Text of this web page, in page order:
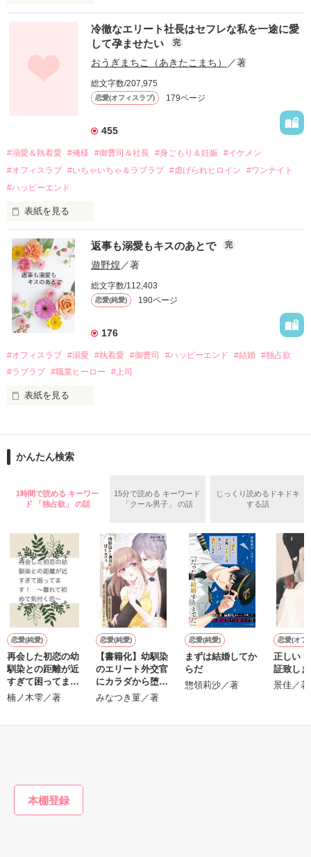
幼なじみの哲平に淡い恋心を抱いていた美桜。
しかし、ある出来事をきっかけに二人の関係は壊れてしまう。
関係修復もできないまま、美桜は両親の離婚によって
引っ越すことになり、哲平とも離れ離れになった。
それから約十二年後。
過去の傷から、二度と会いたくないと思っていた哲平に
運命のような再会を果たす。
酔った勢いで一夜を共にしてしまった。
さらに、美桜が初めてだと知った哲平は
『責任をとる、結婚しよう』と真っ直ぐに告げてきた。
戸惑う美桜とは裏腹に、好きという気持ちを隠すことなく
甘やかしてくる。
そんなある日、哲平は美桜がストーカー被害に
遭っていることを知る。
美桜を守るため、哲平は同居を提案してきて――。
夏木美桜(なつきみお)
鳴海哲平 (なるみてっぺい)
2026.6.5～2026.7.25
＊以前、公開していた話の改稿版です＊
作品を読む
冷徹なエリート社長はセフレな私を一途に愛
して孕ませたい
完
おうぎまちこ（あきたこまち） ／著
総文字数/207,975
恋愛(オフィスラブ) 179ページ
455
#溺愛＆執着愛 #俺様 #御曹司＆社長 #身ごもり＆妊娠 #イケメン
#オフィスラブ #いちゃいちゃ＆ラブラブ #虐げられヒロイン
#ワンナイト
#ハッピーエンド
表紙を見る
おかしな噂を流されて前の職場でうまくいかなかった梅田美
桜は、海外で傷心旅行をしていたところ、日本人美青年と出会
い、酒の勢いもあり一夜限りの関係となる。
帰国後、美桜は新しい職場でワンナイトした美青年と再会。
なんと彼の正体は、とある財閥御曹司にも関わらず、一族を離
れて起業した新進気鋭の実業家、社内でも冷徹だと評判な社長
――御影恭司その人だったのだ――！
なぜか恭司から飼い猫の世話係を命じられた美桜は、猫の世
の関係となってしまい――？
返事も溺愛もキスのあとで 完
遊野煌 ／著
総文字数/112,403
恋愛(純愛) 190ページ
176
#オフィスラブ #溺愛 #執着愛 #御曹司 #ハッピーエンド #結婚 #独占欲
#ラブラブ #職業ヒーロー #上司
表紙を見る
ションの企画戦略室で働いている。
めた、同期で恋人の石垣守（26）がいるのだが、後輩の姫原由
いた。
守と由羅から『便利屋雛子』と馬鹿にされ、一人こっそり泣い
た上、同居まで提案してきて──？
鷹哉『宜しくな、俺の雛子』🦅
雛子『俺の……ひぃ、雛子？！！！』🐥
シゴデキで冷徹な上司が見せる素顔は、なぜか想像以上に甘く
て……🐥💓🦅
※表紙も作中使用の画像も全てフリー素材です。
※執筆期間2026.6.3〜7.20完結です。
※他サイトさんにて恋愛トレンド1位でした〜良かったら読ん
で頂けると嬉しいです。
かんたん検索
1時間で読める キーワー
ド 「独占欲」 の話
15分で読める キーワード
「クール男子」 の話
じっくり読めるドキドキ
する話
恋愛(純愛)
再会した初恋の幼
馴染との距離が近
すぎて困ってま
す！ ～離れて初
楠ノ木雫／著
恋愛(純愛)
【書籍化】幼馴染
のエリート外交官
にカラダから堕と
されそうです
みなつき菫／著
恋愛(純愛)
まずは結婚してか
らだ
惣領莉沙／著
恋愛(オフ
正しい
証致し
景佳／著